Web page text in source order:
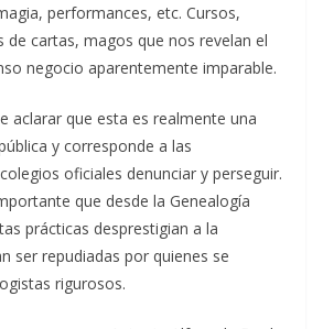
performances, etc. Cursos,
de cartas, magos que nos revelan el
negocio aparentemente imparable.
aclarar que esta es realmente una
y corresponde a las
oficiales denunciar y perseguir.
que desde la Genealogía
prácticas desprestigian a la
ser repudiadas por quienes se
rigurosos.